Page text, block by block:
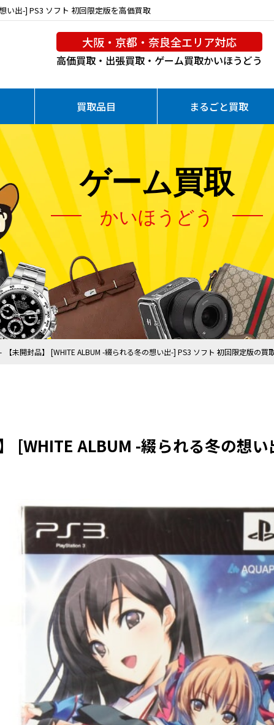
い出-] PS3 ソフト 初回限定版を高価買取
大阪・京都・奈良全エリア対応
高価買取・出張買取・ゲーム買取かいほうどう
買取品目 まるごと買取
ゲーム買取
かいほうどう
【未開封品】 [WHITE ALBUM -綴られる冬の想い出-] PS3 ソフト 初回限定版の買
】 [WHITE ALBUM -綴られる冬の想